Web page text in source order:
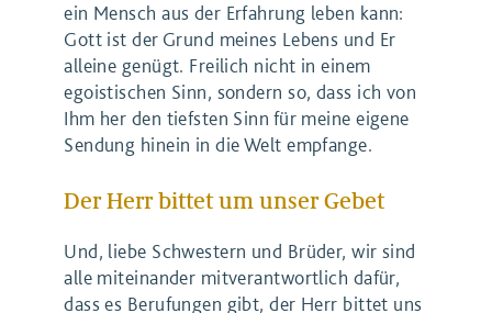
ein Mensch aus der Erfahrung leben kann:
Gott ist der Grund meines Lebens und Er
alleine genügt. Freilich nicht in einem
egoistischen Sinn, sondern so, dass ich von
Ihm her den tiefsten Sinn für meine eigene
Sendung hinein in die Welt empfange.
Der Herr bittet um unser Gebet
Und, liebe Schwestern und Brüder, wir sind
alle miteinander mitverantwortlich dafür,
dass es Berufungen gibt, der Herr bittet uns